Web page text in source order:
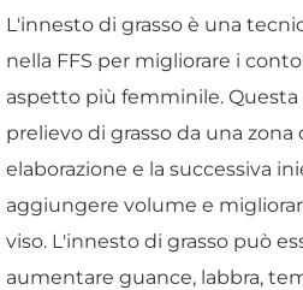
L'innesto di grasso è una
nella FFS per migliorare i
aspetto più femminile.
prelievo di grasso da una zona
elaborazione e la successiva
aggiungere volume e
viso. L'innesto di grasso può
aumentare guance, labbra,